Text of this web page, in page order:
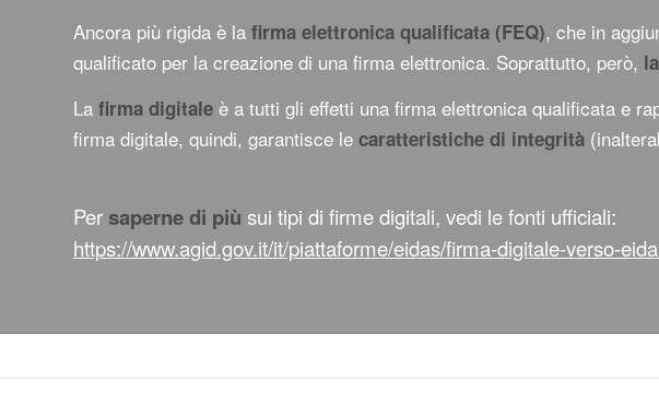
Ancora più rigida è la firma elettronica qualificata (FEQ), che in
qualificato per la creazione di una firma elettronica. Soprattutto, però,
La firma digitale è a tutti gli effetti una firma elettronica qualificata e
firma digitale, quindi, garantisce le caratteristiche di integrità
Per saperne di più sui tipi di firme digitali, vedi le fonti ufficiali:
https://www.agid.gov.it/it/piattaforme/eidas/firma-digitale-verso-